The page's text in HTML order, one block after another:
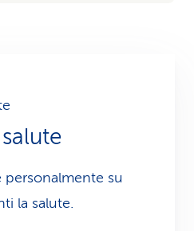
personalmente su
la salute.